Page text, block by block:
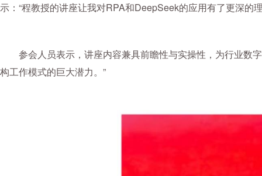
示：“程教授的讲座让我对RPA和DeepSeek的应用有了更深的
参会人员表示，讲座内容兼具前瞻性与实操性，为行业数
构工作模式的巨大潜力。”